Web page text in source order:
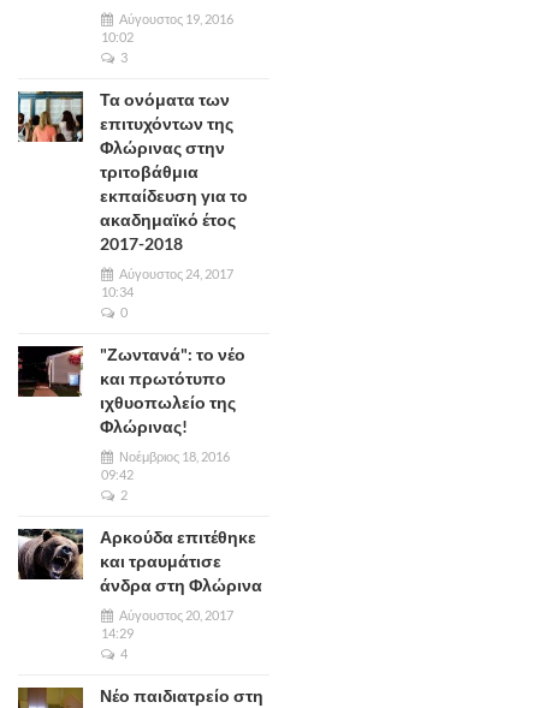
Αύγουστος 19, 2016
10:02
3
Τα ονόματα των
επιτυχόντων της
Φλώρινας στην
τριτοβάθμια
εκπαίδευση για το
ακαδημαϊκό έτος
2017-2018
Αύγουστος 24, 2017
10:34
0
"Ζωντανά": το νέο
και πρωτότυπο
ιχθυοπωλείο της
Φλώρινας!
Νοέμβριος 18, 2016
09:42
2
Αρκούδα επιτέθηκε
και τραυμάτισε
άνδρα στη Φλώρινα
Αύγουστος 20, 2017
14:29
4
Νέο παιδιατρείο στη